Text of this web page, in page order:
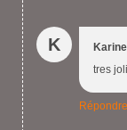
K
Karine
tres
Répondre